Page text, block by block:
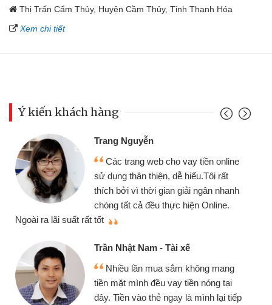
Thị Trấn Cẩm Thủy, Huyện Cầm Thủy, Tỉnh Thanh Hóa
Xem chi tiết
Ý kiến khách hàng
Trang Nguyễn
Các trang web cho vay tiền online
sử dụng thân thiện, dễ hiểu.Tôi rất
thích bởi vì thời gian giải ngân nhanh
chóng tất cả đều thực hiện Online.
Ngoài ra lãi suất rất tốt
Trần Nhật Nam - Tài xế
Nhiều lần mua sắm không mang
tiền mặt mình đều vay tiền nóng tại
đây. Tiền vào thẻ ngay là mình lại tiếp